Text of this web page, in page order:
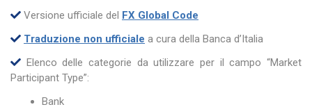
Versione ufficiale del FX Global Code
Traduzione non ufficiale a cura della Banca d’Italia
Elenco delle categorie da utilizzare per il campo “Market
Participant Type”:
Bank